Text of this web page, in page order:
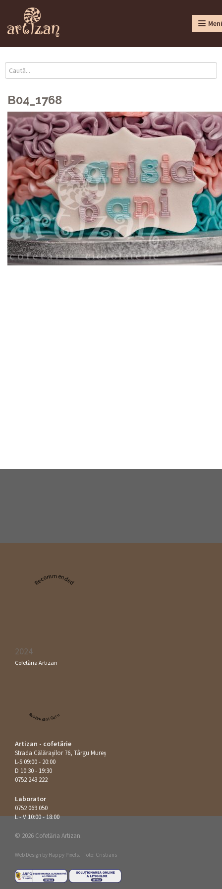
B04_1768
Recommended
2024
Cofetăria Artizan
Restaurant Guru
Artizan - cofetărie
Strada Călăraşilor 76, Târgu Mureș
L-S 09:00 - 20:00
D 10:30 - 19:30
0752 243 222
Laborator
0752 069 050
L - V 10:00 - 18:00
© 2026 Cofetăria Artizan.
Web Design by Happy Pixels. Foto: Cristians